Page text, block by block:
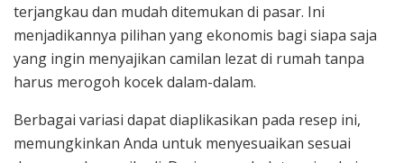
terjangkau dan mudah ditemukan di pasar. Ini
menjadikannya pilihan yang ekonomis bagi siapa saja
yang ingin menyajikan camilan lezat di rumah tanpa
harus merogoh kocek dalam-dalam.
Berbagai variasi dapat diaplikasikan pada resep ini,
memungkinkan Anda untuk menyesuaikan sesuai